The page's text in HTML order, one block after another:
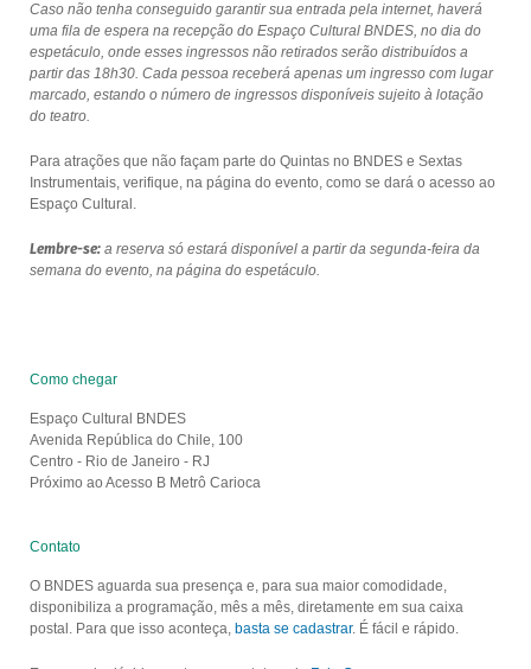
Caso não tenha conseguido garantir sua entrada pela internet, haverá
uma fila de espera na recepção do Espaço Cultural BNDES, no dia do
espetáculo, onde esses ingressos não retirados serão distribuídos a
partir das 18h30. Cada pessoa receberá apenas um ingresso com lugar
marcado, estando o número de ingressos disponíveis sujeito à lotação
do teatro.
Para atrações que não façam parte do Quintas no BNDES e Sextas
Instrumentais, verifique, na página do evento, como se dará o acesso ao
Espaço Cultural.
Lembre-se:a reserva só estará disponível a partir da segunda-feira da
semana do evento, na página do espetáculo.
Como chegar
Espaço Cultural BNDES
Avenida República do Chile, 100
Centro - Rio de Janeiro - RJ
Próximo ao Acesso B Metrô Carioca
Contato
O BNDES aguarda sua presença e, para sua maior comodidade,
disponibiliza a programação, mês a mês, diretamente em sua caixa
postal. Para que isso aconteça, basta se cadastrar. É fácil e rápido.